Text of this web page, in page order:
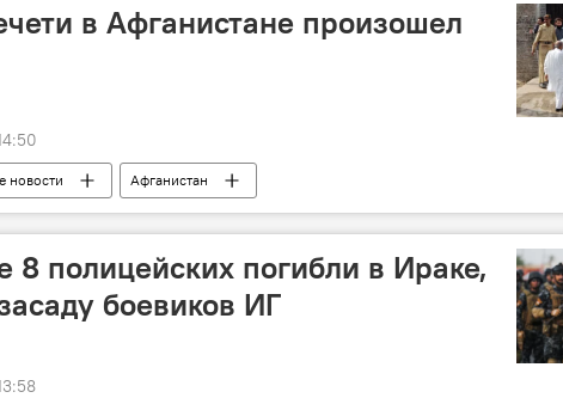
в Афганистане произошел
новости Афганистан
8 полицейских погибли в Ираке,
боевиков ИГ